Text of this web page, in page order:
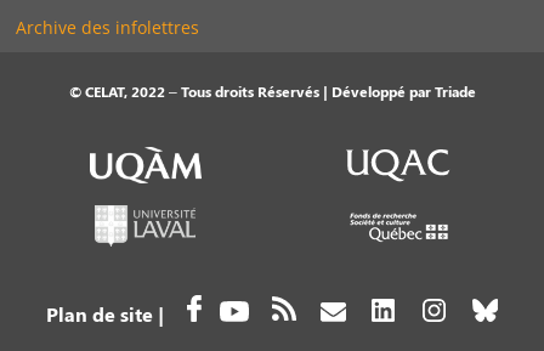
Archive des infolettres
© CELAT, 2022 – Tous droits Réservés | Développé parTriade
Plan de site|